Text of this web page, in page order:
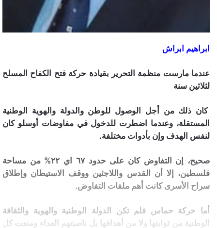
ابراهيم ابراش
عندما مارست منظمة التحرير بقيادة حركة فتح الكفاح المسلح
لثلاثين سنة
كان ذلك من أجل الوصول للوطن والدولة والهوية الوطنية
المستقلة، وعندما اضطرت للدخول في مفاوضات أوسلو كان
لنفس الهدف وإن بأدوات مختلفة.
صحيح، إن التفاوض كان على حدود ٦٧ اي ٢٢% من مساحة
فلسطين، إلا أن القدس واللاجئين ووقف الاستيطان وإطلاق
سراح الأسرى كانت أهم ملفات التفاوض.
أما حركة حماس فلم تكن الدولة الوطنية والهوية والثقافة
الوطنية من ثوابتها ولا من أهدافها بل ناصبتهم العداء ومنعت كل